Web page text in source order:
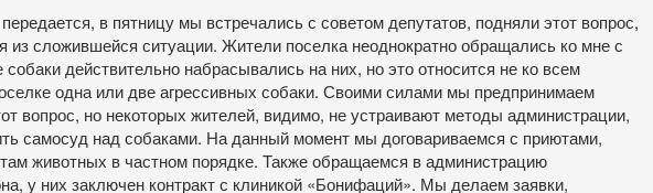
в пятницу мы встречались с советом депутатов, подняли этот вопрос,
из сложившейся ситуации. Жители поселка неоднократно обращались ко мне с
собаки действительно набрасывались на них, но это относится не ко всем
одна или две агрессивных собаки. Своими силами мы предпринимаем
вопрос, но некоторых жителей, видимо, не устраивают методы администрации,
самосуд над собаками. На данный момент мы договариваемся с приютами,
животных в частном порядке. Также обращаемся в администрацию
у них заключен контракт с клиникой «Бонифаций». Мы делаем заявки,